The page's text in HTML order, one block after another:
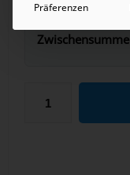
Zwischensumme
Präferenzen